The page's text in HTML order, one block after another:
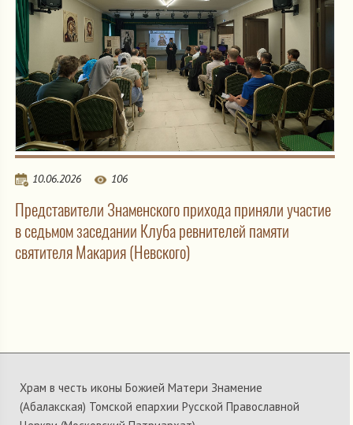
10.06.2026 106
Представители Знаменского прихода приняли участие
в седьмом заседании Клуба ревнителей памяти
святителя Макария (Невского)
Храм в честь иконы Божией Матери Знамение
(Абалакская) Томской епархии Русской Православной